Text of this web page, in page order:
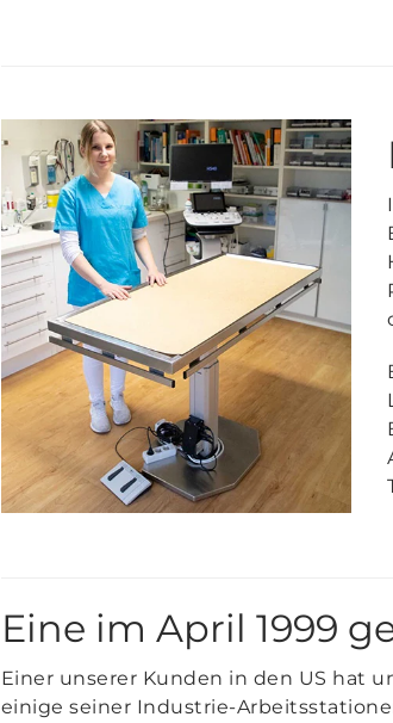
Eine im April 1999
Einer unserer Kunden in den US hat
einige seiner Industrie-